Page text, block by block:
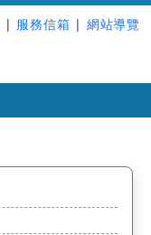
| 服務信箱 | 網站導覽